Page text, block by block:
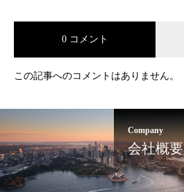
0 コメント
この記事へのコメントはありません。
Company
会社概要